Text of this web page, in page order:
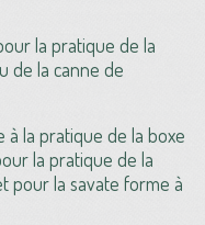
la pratique de la
de la canne de
à la pratique de la boxe
la pratique de la
pour la savate forme à